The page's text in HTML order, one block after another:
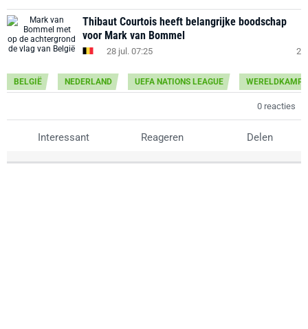
Thibaut Courtois heeft belangrijke boodschap
voor Mark van Bommel
28 jul. 07:25 2
BELGIË NEDERLAND UEFA NATIONS LEAGUE
0 reacties
Interessant Reageren Delen